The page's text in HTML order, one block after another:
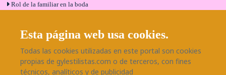
Rol de la familiar en la boda
Bodas en Alhaurín de la Torre: entrevista exclusiva con Bodaeventos
Málaga
¿Cómo será tu boda?
Blog de bodas
Esta página web usa cookies.
Todas las cookies utilizadas en este portal son cookies
propias de gylestilistas.com o de terceros, con fines
técnicos, analíticos y de publicidad